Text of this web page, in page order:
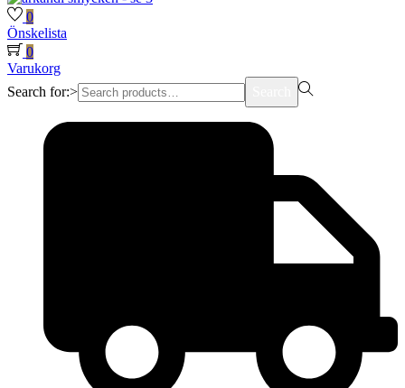
0
Önskelista
0
Varukorg
Search for:>